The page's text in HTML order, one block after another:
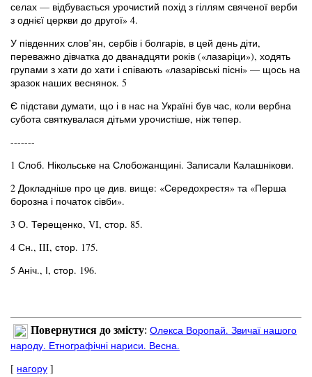
селах — відбувається урочистий похід з гіллям свяченої верби
з однієї церкви до другої» 4.
У південних слов’ян, сербів і болгарів, в цей день діти,
переважно дівчатка до дванадцяти років («лазаріци»), ходять
групами з хати до хати і співають «лазарівські пісні» — щось на
зразок наших веснянок. 5
Є підстави думати, що і в нас на Україні був час, коли вербна
субота святкувалася дітьми урочистіше, ніж тепер.
-------
1 Слоб. Нікольське на Слобожанщині. Записали Калашнікови.
2 Докладніше про це див. вище: «Середохрестя» та «Перша
борозна і початок сівби».
3 О. Терещенко, VI, стор. 85.
4 Сн., III, стор. 175.
5 Аніч., І, стор. 196.
Повернутися до змісту: Олекса Воропай. Звичаї нашого
народу. Етнографічні нариси. Весна.
[ нагору ]